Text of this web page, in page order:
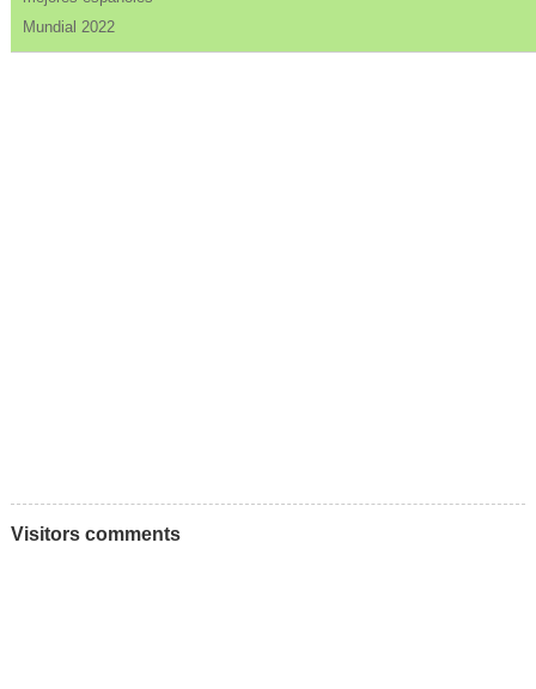
Mundial 2022
Visitors comments